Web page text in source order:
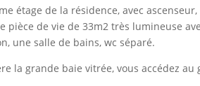
étage de la résidence, avec
pièce de vie de 33m2 très lumineuse
une salle de bains, wc séparé.
la grande baie vitrée, vous accédez